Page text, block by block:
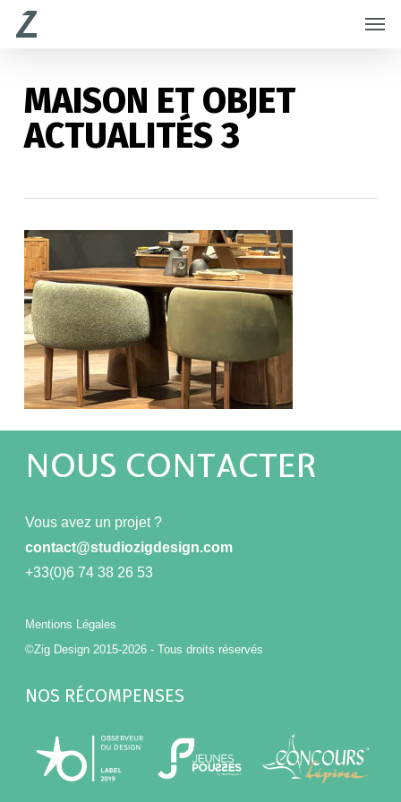
Skip
contentMAISON ET OBJET
ACTUALITÉS 3
NOUS CONTACTER
Vous avez un projet ?
contact@studiozigdesign.com
+33(0)6 74 38 26 53
Mentions Légales
©Zig Design 2015-2026 - Tous droits réservés
NOS RÉCOMPENSES